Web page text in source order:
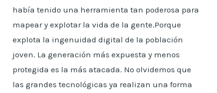
había tenido una herramienta tan poderosa para
mapear y explotar la vida de la gente.Porque
explota la ingenuidad digital de la población
joven. La generación más expuesta y menos
protegida es la más atacada. No olvidemos que
las grandes tecnológicas ya realizan una forma